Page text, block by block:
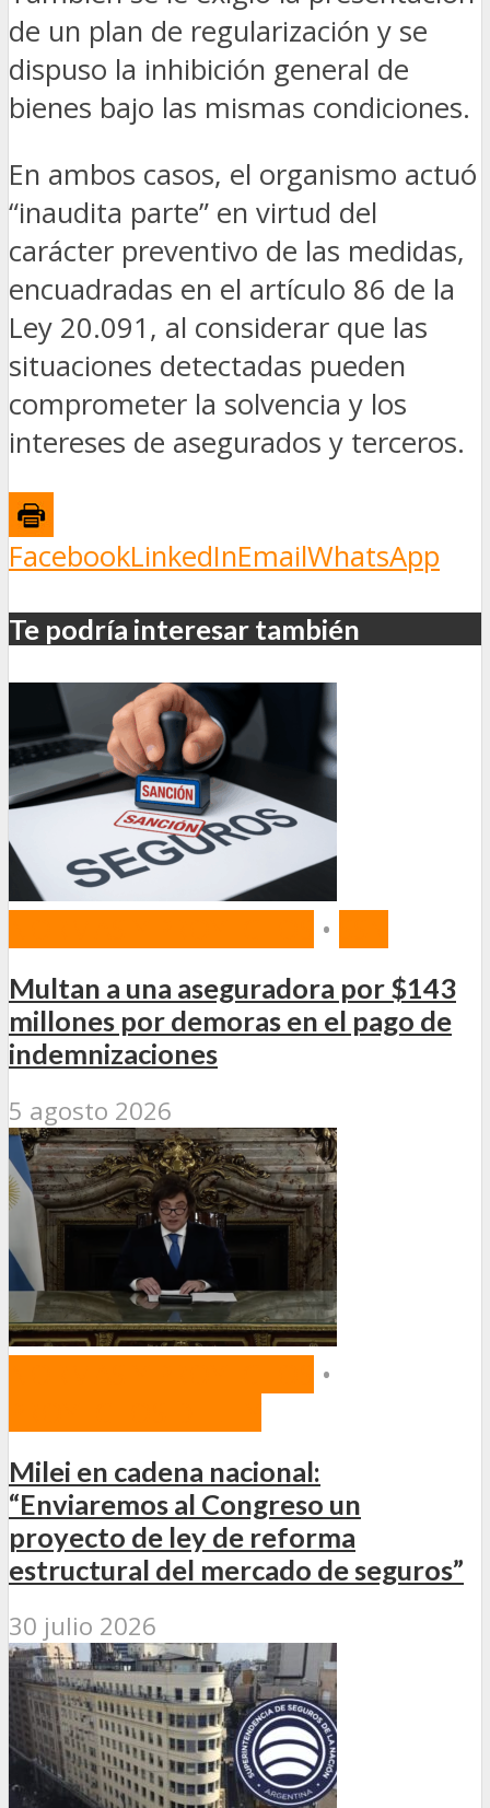
de un plan de regularización y se
dispuso la inhibición general de
bienes bajo las mismas condiciones.
En ambos casos, el organismo actuó
“inaudita parte” en virtud del
carácter preventivo de las medidas,
encuadradas en el artículo 86 de la
Ley 20.091, al considerar que las
situaciones detectadas pueden
comprometer la solvencia y los
intereses de asegurados y terceros.
FacebookLinkedInEmailWhatsApp
Te podría interesar también
•
Multan a una aseguradora por $143
millones por demoras en el pago de
indemnizaciones
5 agosto 2026
•
Milei en cadena nacional:
“Enviaremos al Congreso un
proyecto de ley de reforma
estructural del mercado de seguros”
30 julio 2026